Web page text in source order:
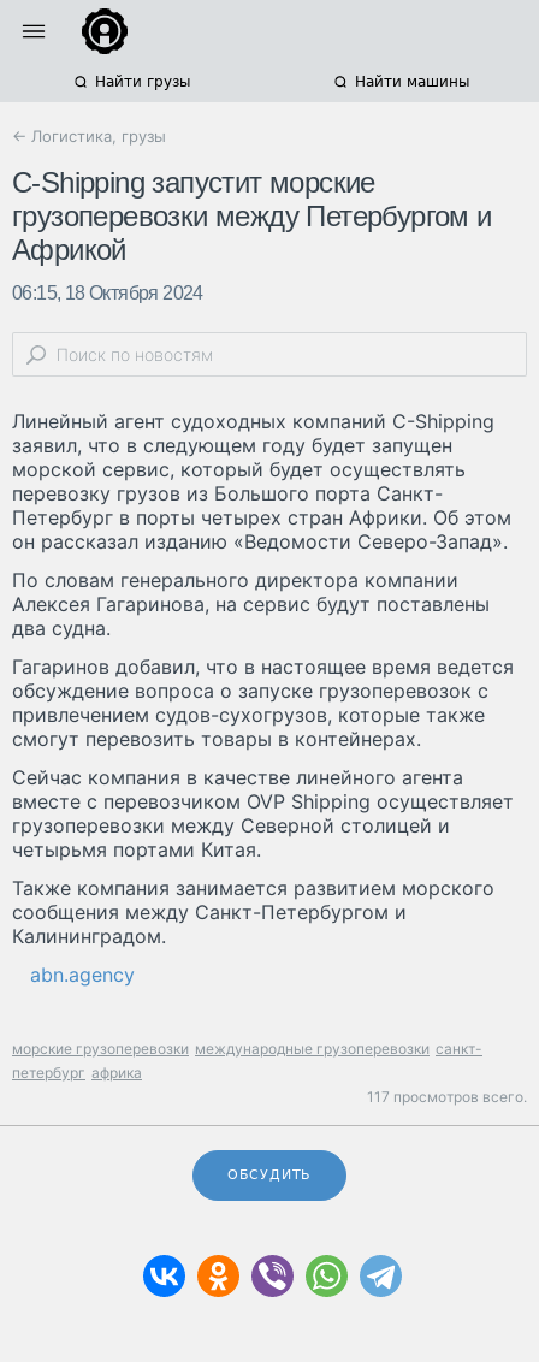
Найти грузы Найти машины
← Логистика, грузы
C-Shipping запустит морские
грузоперевозки между Петербургом и
Африкой
06:15, 18 Октября 2024
Линейный агент судоходных компаний C-Shipping
заявил, что в следующем году будет запущен
морской сервис, который будет осуществлять
перевозку грузов из Большого порта Санкт-
Петербург в порты четырех стран Африки. Об этом
он рассказал изданию «Ведомости Северо-Запад».
По словам генерального директора компании
Алексея Гагаринова, на сервис будут поставлены
два судна.
Гагаринов добавил, что в настоящее время ведется
обсуждение вопроса о запуске грузоперевозок с
привлечением судов-сухогрузов, которые также
смогут перевозить товары в контейнерах.
Сейчас компания в качестве линейного агента
вместе с перевозчиком OVP Shipping осуществляет
грузоперевозки между Северной столицей и
четырьмя портами Китая.
Также компания занимается развитием морского
сообщения между Санкт-Петербургом и
Калининградом.
abn.agency
морские грузоперевозки международные грузоперевозки санкт-
петербург африка
117 просмотров всего.
ОБСУДИТЬ